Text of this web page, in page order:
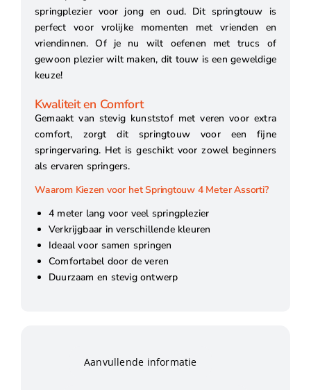
springplezier voor jong en oud. Dit springtouw is
perfect voor vrolijke momenten met vrienden en
vriendinnen. Of je nu wilt oefenen met trucs of
gewoon plezier wilt maken, dit touw is een geweldige
keuze!
Kwaliteit en Comfort
Gemaakt van stevig kunststof met veren voor extra
comfort, zorgt dit springtouw voor een fijne
springervaring. Het is geschikt voor zowel beginners
als ervaren springers.
Waarom Kiezen voor het Springtouw 4 Meter Assorti?
4 meter lang voor veel springplezier
Verkrijgbaar in verschillende kleuren
Ideaal voor samen springen
Comfortabel door de veren
Duurzaam en stevig ontwerp
Aanvullende informatie